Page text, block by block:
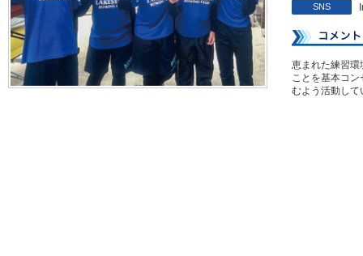
SNS
恵まれた練習環
ことを基本コ
むよう活動して